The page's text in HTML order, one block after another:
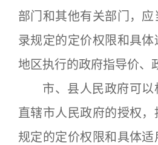
部门和其他有关部门，应
录规定的定价权限和具
地区执行的政府指导价、
市、县人民政府可以
直辖市人民政府的授权
规定的定价权限和具体